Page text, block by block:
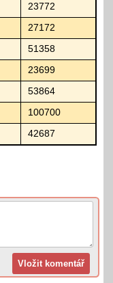
23772
27172
51358
23699
53864
100700
42687